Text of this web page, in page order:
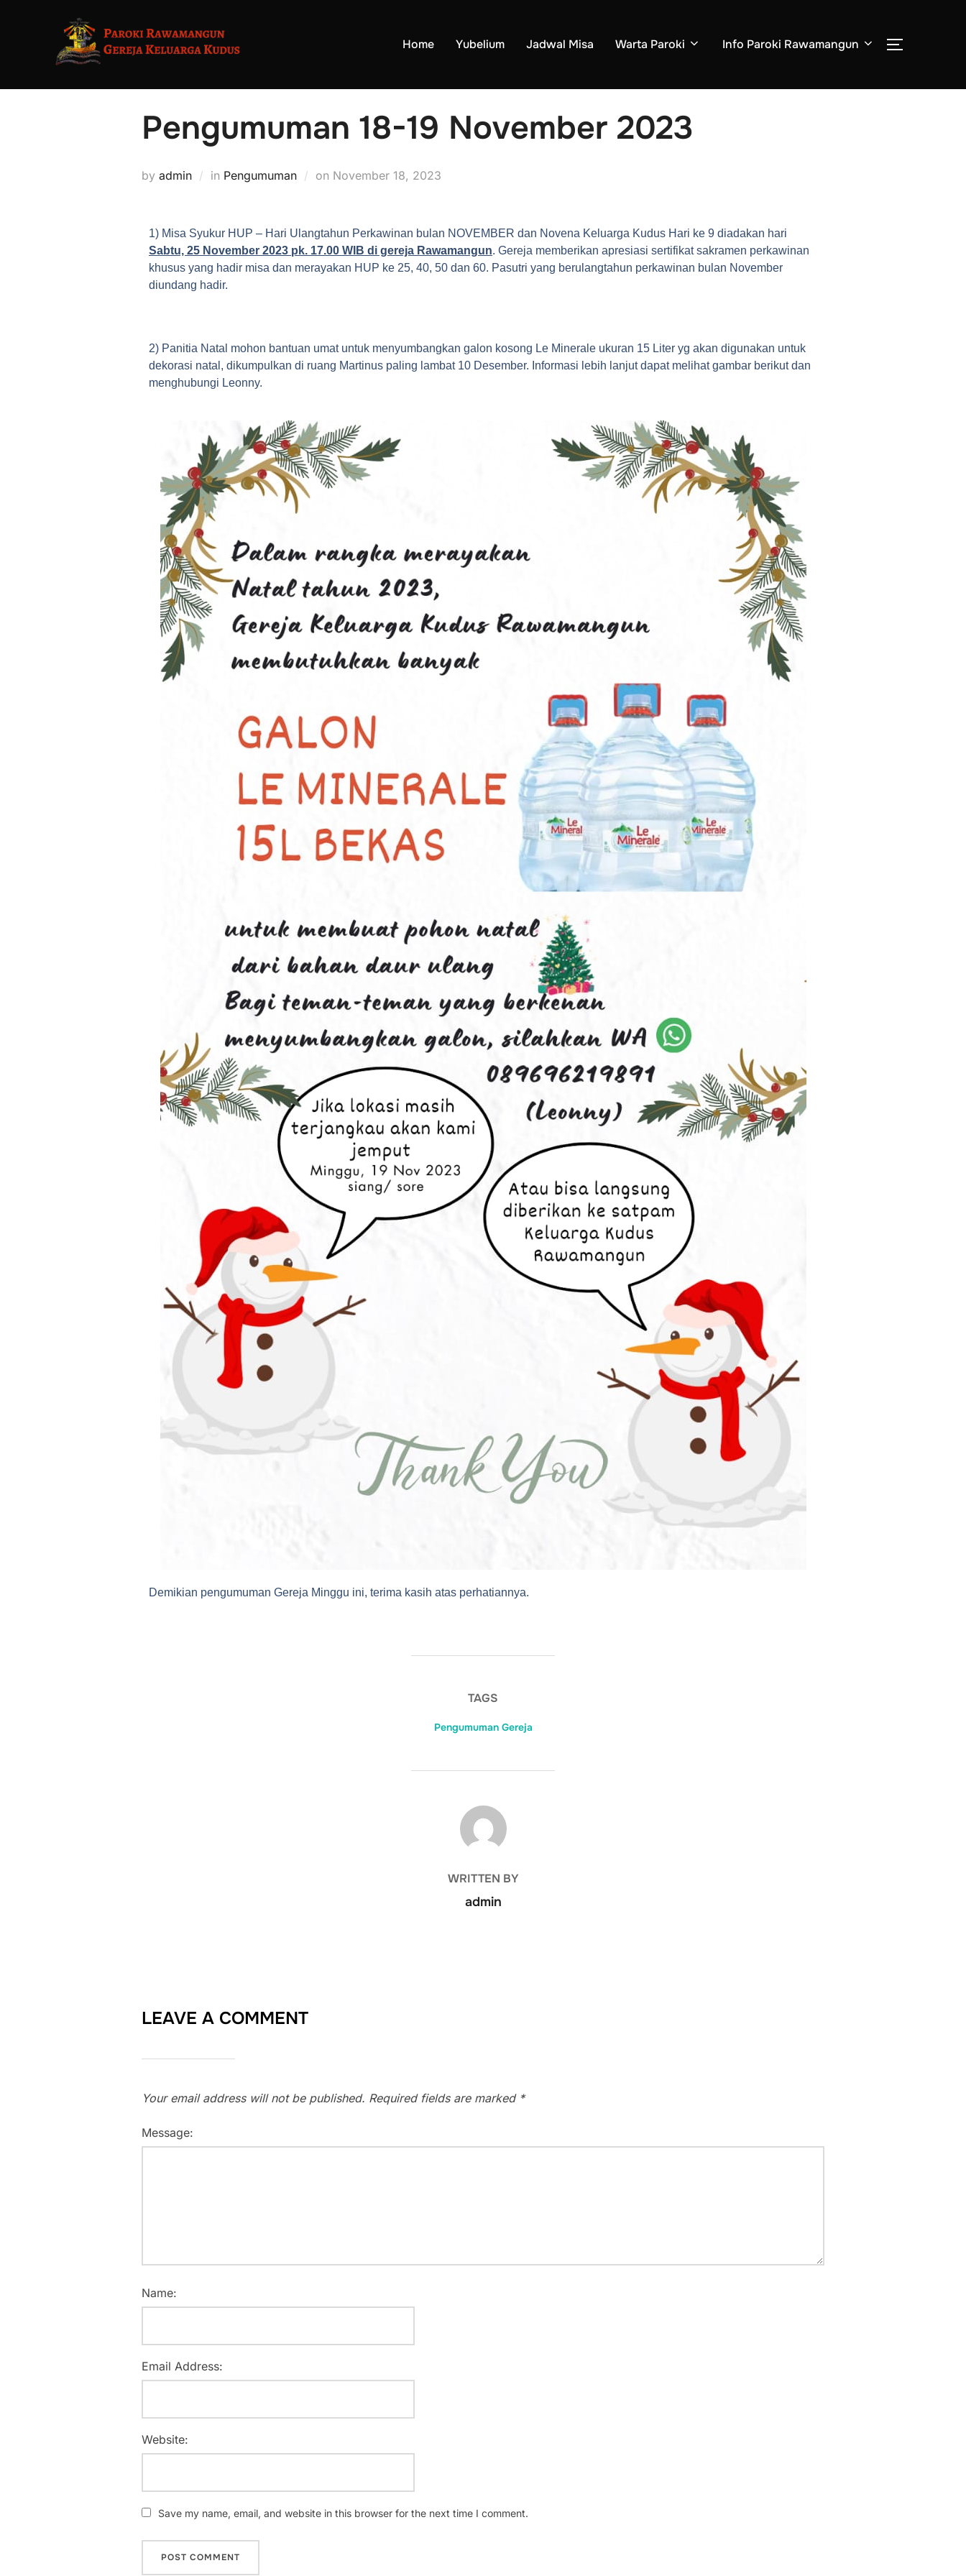
Home Yubelium Jadwal Misa Warta Paroki Info Paroki Rawamangun
Pengumuman 18-19 November 2023
by admin in Pengumuman on November 18, 2023
1) Misa Syukur HUP – Hari Ulangtahun Perkawinan bulan NOVEMBER dan Novena Keluarga Kudus Hari ke 9 diadakan hari
Sabtu, 25 November 2023 pk. 17.00 WIB di gereja Rawamangun. Gereja memberikan apresiasi sertifikat sakramen perkawinan
khusus yang hadir misa dan merayakan HUP ke 25, 40, 50 dan 60. Pasutri yang berulangtahun perkawinan bulan November
diundang hadir.
2) Panitia Natal mohon bantuan umat untuk menyumbangkan galon kosong Le Minerale ukuran 15 Liter yg akan digunakan untuk
dekorasi natal, dikumpulkan di ruang Martinus paling lambat 10 Desember. Informasi lebih lanjut dapat melihat gambar berikut dan
menghubungi Leonny.
Demikian pengumuman Gereja Minggu ini, terima kasih atas perhatiannya.
TAGS
Pengumuman Gereja
POST AUTHOR
WRITTEN BY
admin
LEAVE A COMMENT
Your email address will not be published. Required fields are marked *
Message:
Name:
Email Address:
Website:
Save my name, email, and website in this browser for the next time I comment.